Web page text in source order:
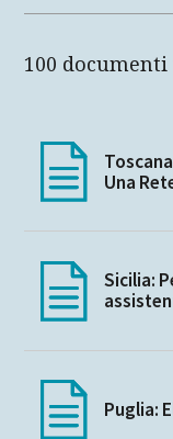
100
Una
Sicilia:
Puglia: